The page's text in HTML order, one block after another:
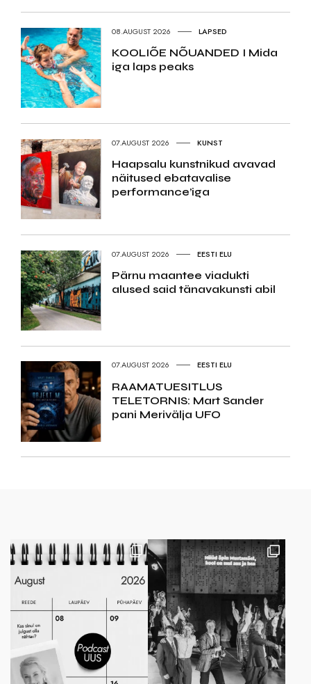
08.AUGUST 2026 LAPSED
KOOLIÕE NÕUANDED I Mida
iga laps peaks
07.AUGUST 2026 KUNST
Haapsalu kunstnikud avavad
näitused ebatavalise
performance’iga
07.AUGUST 2026 EESTI ELU
Pärnu maantee viadukti
alused said tänavakunsti abil
07.AUGUST 2026 EESTI ELU
RAAMATUESITLUS
TELETORNIS: Mart Sander
pani Merivälja UFO